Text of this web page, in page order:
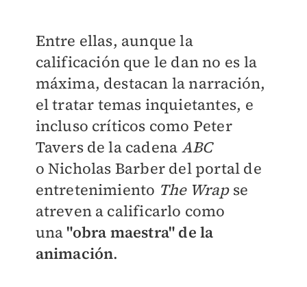
Entre ellas, aunque la
calificación que le dan no es la
máxima, destacan la narración,
el tratar temas inquietantes, e
incluso críticos como Peter
Tavers de la cadena ABC
o Nicholas Barber del portal de
entretenimiento The Wrap se
atreven a calificarlo como
una"obra maestra" de la
animación.